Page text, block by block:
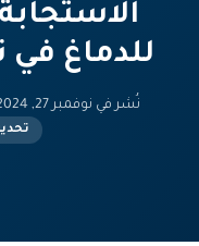
للدماغ في
نُشر في نوفمبر 27, 2024